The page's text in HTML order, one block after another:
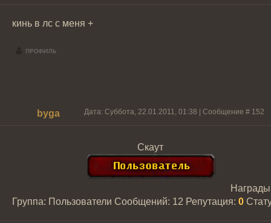
кинь в лс с меня +
byga Дата: Суббота, 22.01.2011, 01:38 | Сообщение # 152
Скаут
Группа: Пользователи Сообщений: 12 Репутация: 0